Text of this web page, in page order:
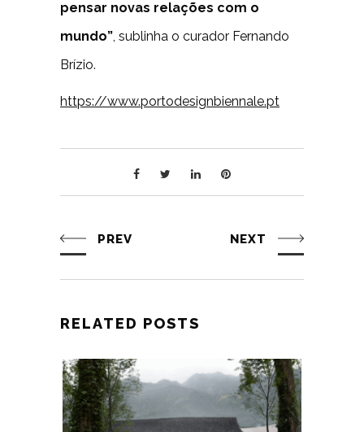
pensar novas relações com o
mundo”, sublinha o curador Fernando
Brízio.
https://www.portodesignbiennale.pt
PREV NEXT
RELATED POSTS